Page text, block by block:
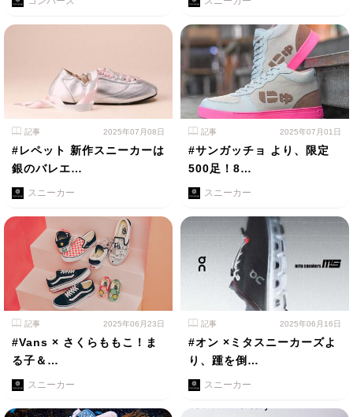
記事 2025年07月08日
#レペット 新作スニーカーは
銀のバレエ…
スニーカー
記事 2025年07月01日
#サンガッチョ より、限定
500足！8…
スニーカー
記事 2025年06月23日
#Vans × さくらももこ！ま
る子＆…
スニーカー
記事 2025年06月16日
#オン ×ミタスニーカーズよ
り、踵を倒…
スニーカー